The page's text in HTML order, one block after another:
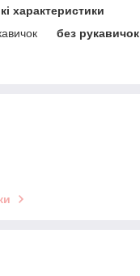
характеристики
без рукавичок